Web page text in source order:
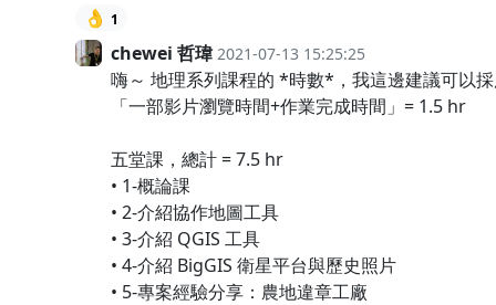
👌 1
chewei 哲瑋 2021-07-13 15:25:25
嗨～ 地理系列課程的 *時數*，我這邊建議可以
「一部影片瀏覽時間+作業完成時間」= 1.5 hr
五堂課，總計 = 7.5 hr
• 1-概論課
• 2-介紹協作地圖工具
• 3-介紹 QGIS 工具
• 4-介紹 BigGIS 衛星平台與歷史照片
• 5-專案經驗分享：農地違章工廠